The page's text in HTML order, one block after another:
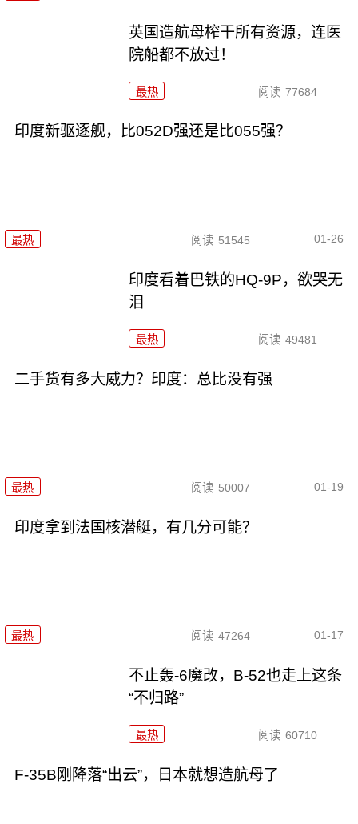
英国造航母榨干所有资源，连医
院船都不放过！
最热 阅读 77684
印度新驱逐舰，比052D强还是比055强？
最热 阅读 51545 01-26
印度看着巴铁的HQ-9P，欲哭无
泪
最热 阅读 49481
二手货有多大威力？印度：总比没有强
最热 阅读 50007 01-19
印度拿到法国核潜艇，有几分可能？
最热 阅读 47264 01-17
不止轰-6魔改，B-52也走上这条
“不归路”
最热 阅读 60710
F-35B刚降落“出云”，日本就想造航母了